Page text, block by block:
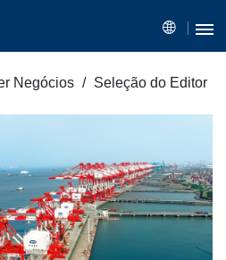
Negócios Seleção do Editor